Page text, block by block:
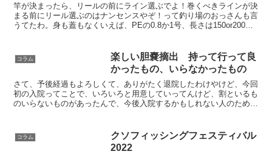
竿が決まったら、リールの前にライン選ぶでよ！巻くべきラインが決
まる前にリール選ぶのはナンセンスやぞ！って釣り場のおっさんも言
うてたわ。身も蓋もなくいえば、PEの0.8か1号、長さは150or200ｍ
コラム
楽しい胆嚢摘出 持って行って良
かったもの、いらなかったもの
さて、予後経過もよろしくて、ありがたく退院したわけやけど、今回
初の入院ってことで、いろいろと用意していってんけど、割といるも
のいらないものがあったんで、今後入院するかもしれない人のために
コラム
クソフィッシングフェスティバル
2022